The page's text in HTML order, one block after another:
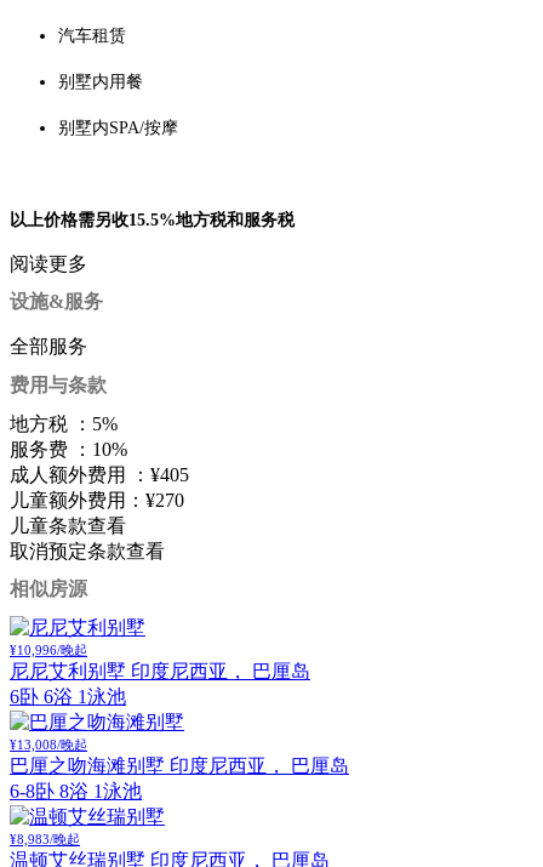
汽车租赁
别墅内用餐
别墅内SPA/按摩
以上价格需另收15.5%地方税和服务税
阅读更多
设施&服务
全部服务
费用与条款
地方税 ： 5%
服务费 ： 10%
成人额外费用 ： ¥405
儿童额外费用： ¥270
儿童条款查看
取消预定条款查看
相似房源
¥10,996/晚起
尼尼艾利别墅 印度尼西亚， 巴厘岛
6卧 6浴 1泳池
¥13,008/晚起
巴厘之吻海滩别墅 印度尼西亚， 巴厘岛
6-8卧 8浴 1泳池
¥8,983/晚起
温顿艾丝瑞别墅 印度尼西亚， 巴厘岛